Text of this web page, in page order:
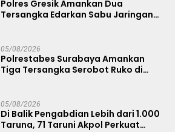
Polres Gresik Amankan Dua
Tersangka Edarkan Sabu Jaringan
05/08/2026
Polrestabes Surabaya Amankan
Tiga Tersangka Serobot Ruko di
05/08/2026
Di Balik Pengabdian Lebih dari 1.000
Taruna, 71 Taruni Akpol Perkuat